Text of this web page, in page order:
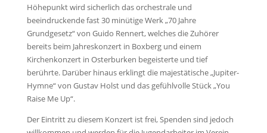
Höhepunkt wird sicherlich das orchestrale und
beeindruckende fast 30 minütige Werk „70 Jahre
Grundgesetz“ von Guido Rennert, welches die Zuhörer
bereits beim Jahreskonzert in Boxberg und einem
Kirchenkonzert in Osterburken begeisterte und tief
berührte. Darüber hinaus erklingt die majestätische „Jupiter-
Hymne“ von Gustav Holst und das gefühlvolle Stück „You
Raise Me Up“.
Der Eintritt zu diesem Konzert ist frei, Spenden sind jedoch